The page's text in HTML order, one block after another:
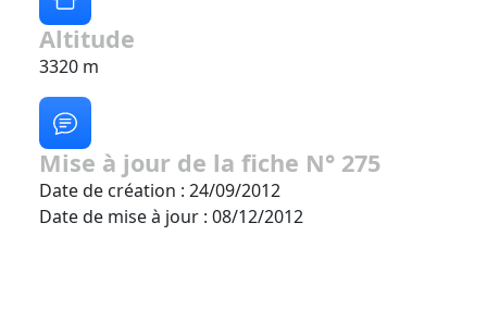
Altitude
3320 m
Mise à jour de la fiche N° 275
Date de création : 24/09/2012
Date de mise à jour : 08/12/2012